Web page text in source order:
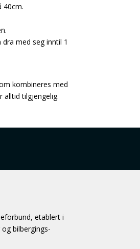
40cm.
med seg inntil 1
kombineres med
alltid tilgjengelig.
etablert i
bilbergings-